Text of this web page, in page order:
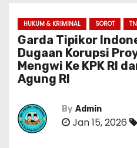
HUKUM & KRIMINAL SOROT
Garda Tipikor
Dugaan Korupsi
Mengwi Ke KPK RI
Agung RI
By Admin
Jan 15, 2026